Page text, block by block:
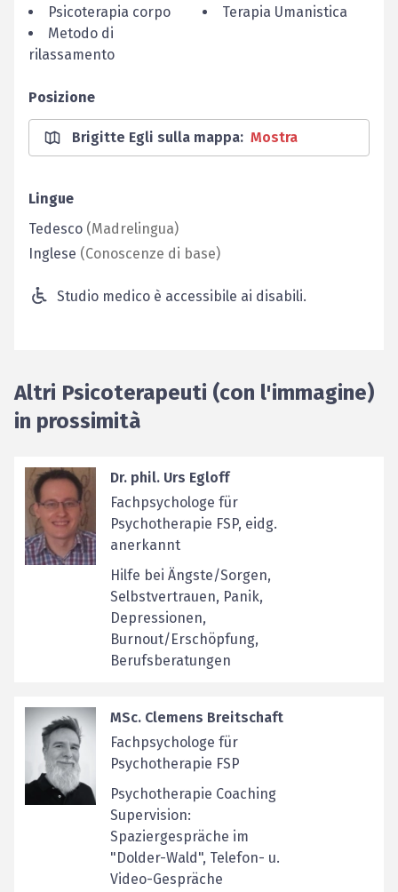
Psicoterapia corpo
Terapia Umanistica
Metodo di
rilassamento
Posizione
Brigitte Egli sulla mappa: Mostra
Lingue
Tedesco (Madrelingua)
Inglese (Conoscenze di base)
Studio medico è accessibile ai disabili.
Altri Psicoterapeuti (con l'immagine)
in prossimità
Dr. phil. Urs Egloff
Fachpsychologe für
Psychotherapie FSP, eidg.
anerkannt
Hilfe bei Ängste/Sorgen,
Selbstvertrauen, Panik,
Depressionen,
Burnout/Erschöpfung,
Berufsberatungen
MSc. Clemens Breitschaft
Fachpsychologe für
Psychotherapie FSP
Psychotherapie Coaching
Supervision:
Spaziergespräche im
"Dolder-Wald", Telefon- u.
Video-Gespräche